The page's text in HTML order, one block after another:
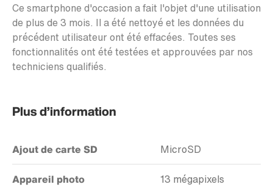
Ce smartphone d'occasion a fait l'objet d'une utilisation
de plus de 3 mois. Il a été nettoyé et les données du
précédent utilisateur ont été effacées. Toutes ses
fonctionnalités ont été testées et approuvées par nos
techniciens qualifiés.
Plus d’information
Ajout de carte SD MicroSD
Appareil photo 13 mégapixels